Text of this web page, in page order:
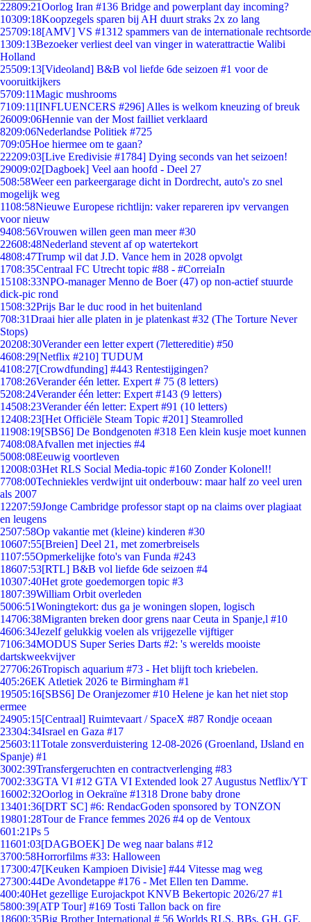
22809:21Oorlog Iran #136 Bridge and powerplant day incoming?
10309:18Koopzegels sparen bij AH duurt straks 2x zo lang
25709:18[AMV] VS #1312 spammers van de internationale rechtsorde
1309:13Bezoeker verliest deel van vinger in waterattractie Walibi
Holland
25509:13[Videoland] B&B vol liefde 6de seizoen #1 voor de
vooruitkijkers
5709:11Magic mushrooms
7109:11 [INFLUENCERS #296] Alles is welkom kneuzing of breuk
26009:06Hennie van der Most failliet verklaard
8209:06Nederlandse Politiek #725
709:05Hoe hiermee om te gaan?
22209:03[Live Eredivisie #1784] Dying seconds van het seizoen!
29009:02[Dagboek] Veel aan hoofd - Deel 27
508:58Weer een parkeergarage dicht in Dordrecht, auto's zo snel
mogelijk weg
1108:58Nieuwe Europese richtlijn: vaker repareren ipv vervangen
voor nieuw
9408:56Vrouwen willen geen man meer #30
22608:48Nederland stevent af op watertekort
4808:47Trump wil dat J.D. Vance hem in 2028 opvolgt
1708:35Centraal FC Utrecht topic #88 - #CorreiaIn
15108:33NPO-manager Menno de Boer (47) op non-actief stuurde
dick-pic rond
1508:32Prijs Bar le duc rood in het buitenland
708:31Draai hier alle platen in je platenkast #32 (The Torture Never
Stops)
20208:30Verander een letter expert (7lettereditie) #50
4608:29[Netflix #210] TUDUM
4108:27[Crowdfunding] #443 Rentestijgingen?
1708:26Verander één letter. Expert # 75 (8 letters)
5208:24Verander één letter: Expert #143 (9 letters)
14508:23Verander één letter: Expert #91 (10 letters)
12408:23[Het Officiële Steam Topic #201] Steamrolled
11908:19[SBS6] De Bondgenoten #318 Een klein kusje moet kunnen
7408:08Afvallen met injecties #4
5008:08Eeuwig voortleven
12008:03Het RLS Social Media-topic #160 Zonder Kolonel!!
7708:00Techniekles verdwijnt uit onderbouw: maar half zo veel uren
als 2007
12207:59Jonge Cambridge professor stapt op na claims over plagiaat
en leugens
2507:58Op vakantie met (kleine) kinderen #30
10607:55[Breien] Deel 21, met zomerbreisels
1107:55Opmerkelijke foto's van Funda #243
18607:53[RTL] B&B vol liefde 6de seizoen #4
10307:40Het grote goedemorgen topic #3
1807:39William Orbit overleden
5006:51Woningtekort: dus ga je woningen slopen, logisch
14706:38Migranten breken door grens naar Ceuta in Spanje,l #10
4606:34Jezelf gelukkig voelen als vrijgezelle vijftiger
7106:34MODUS Super Series Darts #2: 's werelds mooiste
dartskweekvijver
27706:26Tropisch aquarium #73 - Het blijft toch kriebelen.
405:26EK Atletiek 2026 te Birmingham #1
19505:16[SBS6] De Oranjezomer #10 Helene je kan het niet stop
ermee
24905:15[Centraal] Ruimtevaart / SpaceX #87 Rondje oceaan
23304:34Israel en Gaza #17
25603:11Totale zonsverduistering 12-08-2026 (Groenland, IJsland en
Spanje) #1
3002:39Transfergeruchten en contractverlenging #83
7002:33GTA VI #12 GTA VI Extended look 27 Augustus Netflix/YT
16002:32Oorlog in Oekraïne #1318 Drone baby drone
13401:36[DRT SC] #6: RendacGoden sponsored by TONZON
19801:28Tour de France femmes 2026 #4 op de Ventoux
601:21Ps 5
11601:03[DAGBOEK] De weg naar balans #12
3700:58Horrorfilms #33: Halloween
17300:47[Keuken Kampioen Divisie] #44 Vitesse mag weg
27300:44De Avondetappe #176 - Met Ellen ten Damme.
400:40Het gezellige Eurojackpot KNVB Bekertopic 2026/27 #1
5800:39[ATP Tour] #169 Tosti Tallon back on fire
18600:35Big Brother International # 56 Worlds RLS, BBs, GH, GF,